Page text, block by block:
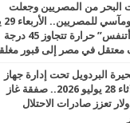
البحر من المصريين وجعلت
2026.. “حملة عايز أتنفس” حرارة تتجاوز 45 درجة
البردويل تحت إدارة جهاز
مستقبل مصر.. الثلاثاء 28 يوليو 2026.. صفقة غاز
20 مليار دولار تعزز صادرات الاحتلال